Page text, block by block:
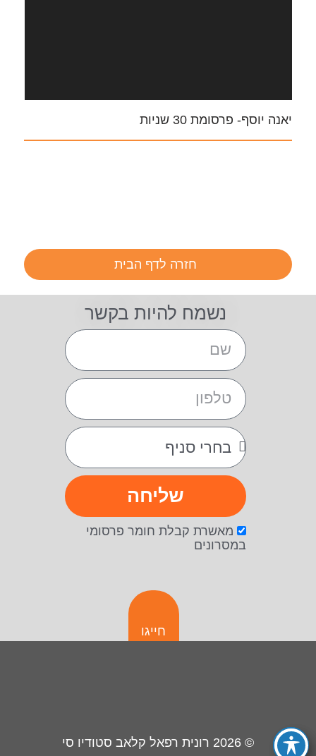
יאנה יוסף- פרסומת 30 שניות
חזרה לדף הבית
נשמח להיות בקשר
מאשרת קבלת חומר פרסומי
במסרונים
שליחה
חייגו
© 2026 רונית רפאל קלאב סטודיו סי